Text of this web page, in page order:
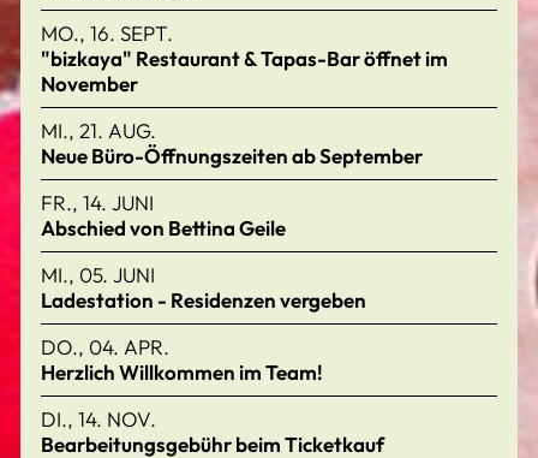
MO., 16. SEPT.
"bizkaya" Restaurant & Tapas-Bar öffnet im
November
MI., 21. AUG.
Neue Büro-Öffnungszeiten ab September
FR., 14. JUNI
Abschied von Bettina Geile
MI., 05. JUNI
Ladestation - Residenzen vergeben
DO., 04. APR.
Herzlich Willkommen im Team!
DI., 14. NOV.
Bearbeitungsgebühr beim Ticketkauf